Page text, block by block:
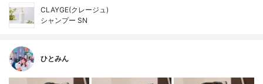
CLAYGE(クレージュ)
シャンプー SN
ひとみん